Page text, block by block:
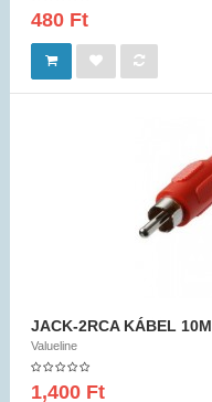
480 Ft
JACK-2RCA KÁBEL 10M
Valueline
1,400 Ft